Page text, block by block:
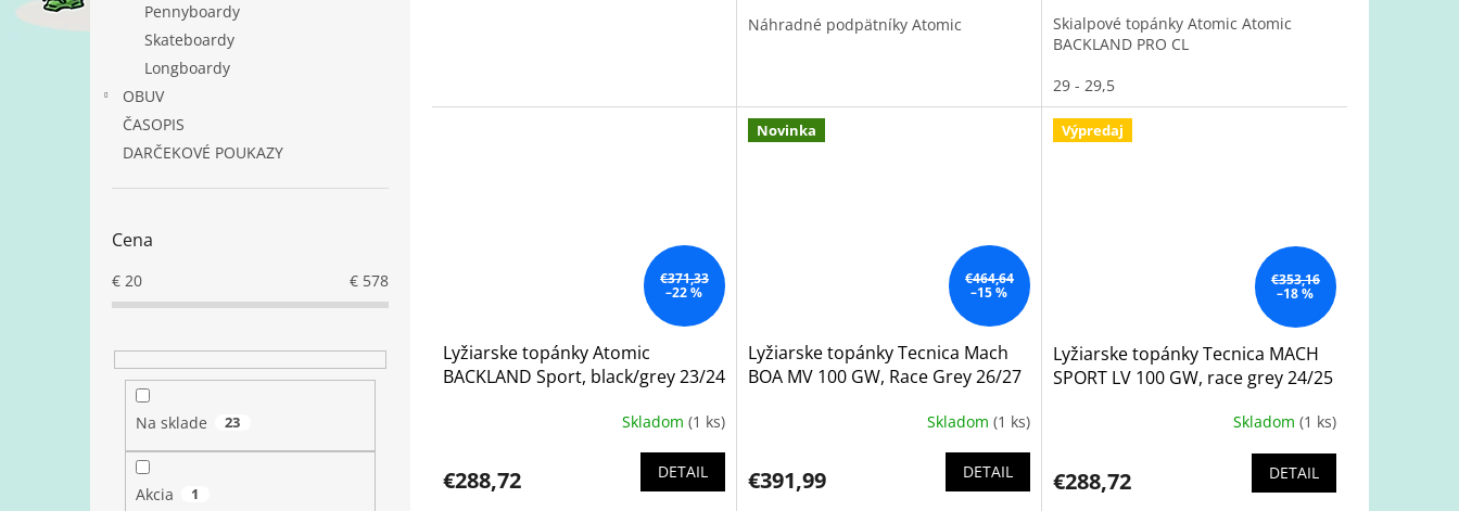
Pennyboardy
Skateboardy
Longboardy
OBUV
ČASOPIS
DARČEKOVÉ POUKAZY
Cena
€ 20 € 578
Na sklade 23
Akcia 1
Náhradné podpätníky Atomic
Skialpové topánky Atomic Atomic
BACKLAND PRO CL
29 - 29,5
€371,33
–22 %
Lyžiarske topánky Atomic
BACKLAND Sport, black/grey 23/24
Skladom (1 ks)
€288,72 DETAIL
Novinka
€464,64
–15 %
Lyžiarske topánky Tecnica Mach
BOA MV 100 GW, Race Grey 26/27
Skladom (1 ks)
€391,99 DETAIL
Výpredaj
€353,16
–18 %
Lyžiarske topánky Tecnica MACH
SPORT LV 100 GW, race grey 24/25
Skladom (1 ks)
€288,72 DETAIL